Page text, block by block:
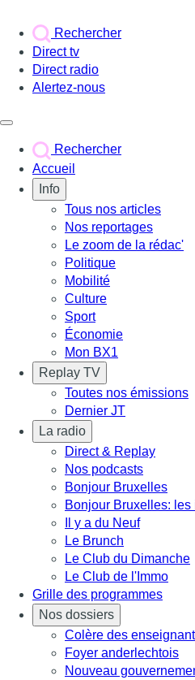
Rechercher
Direct tv
Direct radio
Alertez-nous
Rechercher
Accueil
Info
Tous nos articles
Nos reportages
Le zoom de la rédac'
Politique
Mobilité
Culture
Sport
Économie
Mon BX1
Replay TV
Toutes nos émissions
Dernier JT
La radio
Direct & Replay
Nos podcasts
Bonjour Bruxelles
Bonjour Bruxelles: les
Il y a du Neuf
Le Brunch
Le Club du Dimanche
Le Club de l'Immo
Grille des programmes
Nos dossiers
Colère des
Foyer anderlechtois
Nouveau